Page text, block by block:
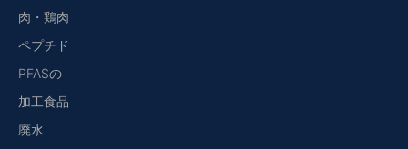
肉・鶏肉
ペプチド
PFASの
加工食品
廃水